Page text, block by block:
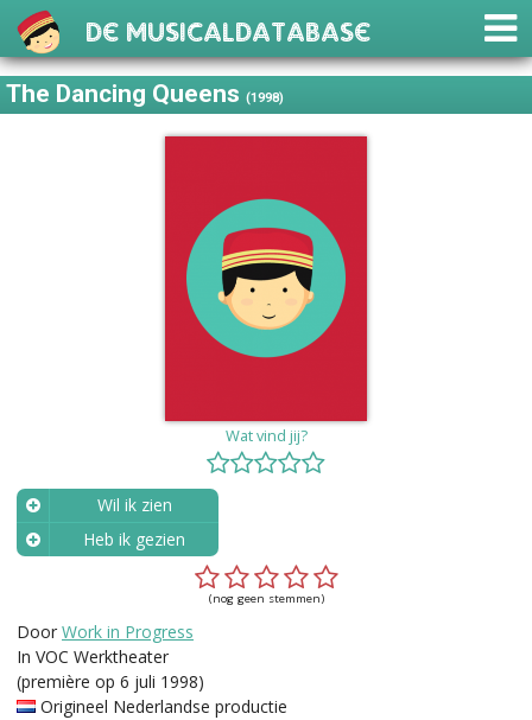
De Musicaldatabase
The Dancing Queens(1998)
Wat vind jij?
Wil ik zien
Heb ik gezien
(nog geen stemmen)
Door Work in Progress
In VOC Werktheater
(première op 6 juli 1998)
Origineel Nederlandse productie